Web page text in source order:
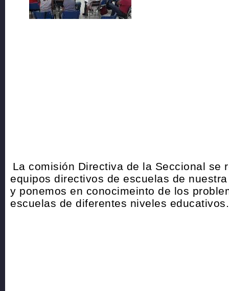
La comisión Directiva de la Seccional se
equipos directivos de escuelas de
y ponemos en conocimeinto de los
escuelas de diferentes niveles educativos.